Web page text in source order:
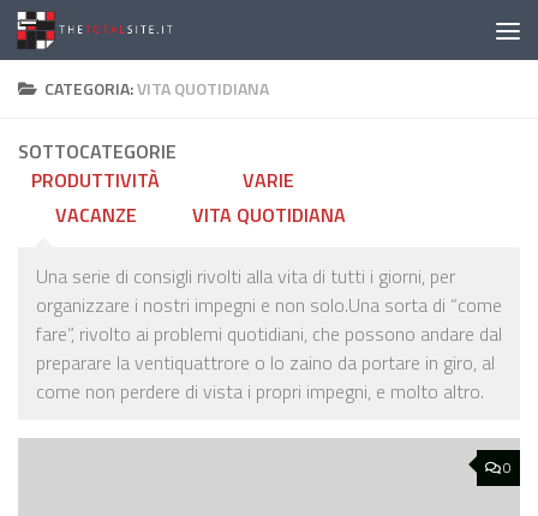
Salta al contenuto
CATEGORIA:VITA QUOTIDIANA
SOTTOCATEGORIE
PRODUTTIVITÀ
VACANZE
VARIE
VITA QUOTIDIANA
Una serie di consigli rivolti alla vita di tutti i giorni, per
organizzare i nostri impegni e non solo.Una sorta di “come
fare”, rivolto ai problemi quotidiani, che possono andare dal
preparare la ventiquattrore o lo zaino da portare in giro, al
come non perdere di vista i propri impegni, e molto altro.
0